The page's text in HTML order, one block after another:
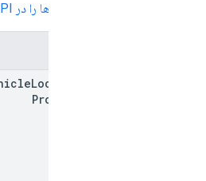
کتابخانه ها را در Maps JavaScript API
Location
Provider